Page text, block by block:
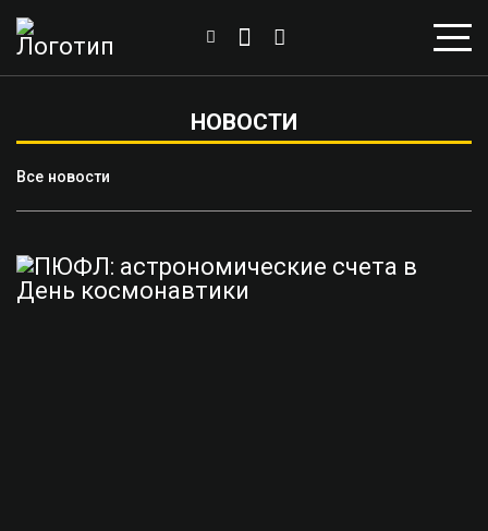
НОВОСТИ
Все новости